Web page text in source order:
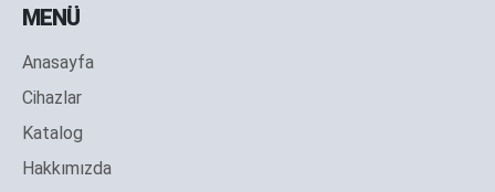
MENÜ
Anasayfa
Cihazlar
Katalog
Hakkımızda